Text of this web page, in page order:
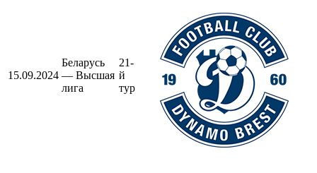
15.09.2024
Беларусь
— Высшая
лига
21-
й
тур